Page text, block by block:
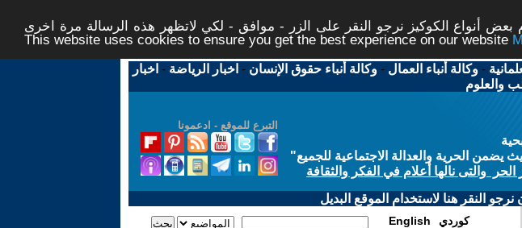
أنواع الكوكيز نرجو النقر على الزر - موافق - لكي لاتظهر هذه الرسالة مرة اخرى -
This website uses cookies to ensure you get the best experience on our website
-وكالة أنباء العمال -وكالة أنباء حقوق الإنسان - اخبار الرياضة - اخبار
والعلوم
التبرع للموقع - ادعمونا
الحرية والعدالة الاجتماعية للجميع"
والتى نالها أعلام في الفكر والثقافة
النقر هنا لاستخدام الموقع البديل
English كوردي